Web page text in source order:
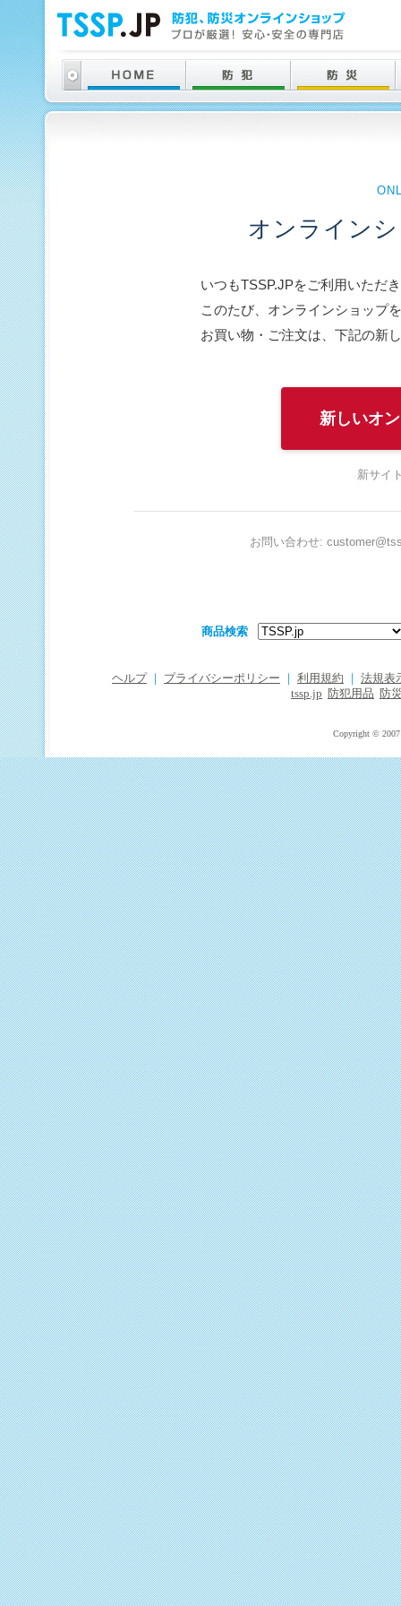
オンライン
いつもTSSP.JPをご利用いただ
このたび、オンラインショップ
お買い物・ご注文は、下記の新
新しいオ
新サイ
お問い合わせ:
商品検索
ヘルプ プライバシーポリシー 利用規約
法規表
tssp.jp
防犯用品 防
Copyright © 2007